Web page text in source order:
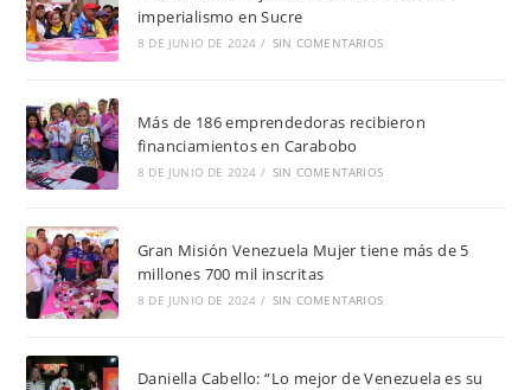
imperialismo en Sucre
8 DE JUNIO DE 2024 / SIN COMENTARIOS
Más de 186 emprendedoras recibieron
financiamientos en Carabobo
8 DE JUNIO DE 2024 / SIN COMENTARIOS
Gran Misión Venezuela Mujer tiene más de 5
millones 700 mil inscritas
8 DE JUNIO DE 2024 / SIN COMENTARIOS
Daniella Cabello: “Lo mejor de Venezuela es su